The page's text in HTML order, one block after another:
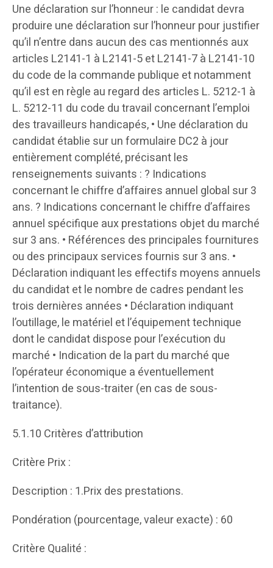
Une déclaration sur l’honneur : le candidat devra
produire une déclaration sur l’honneur pour justifier
qu’il n’entre dans aucun des cas mentionnés aux
articles L2141-1 à L2141-5 et L2141-7 à L2141-10
du code de la commande publique et notamment
qu’il est en règle au regard des articles L. 5212-1 à
L. 5212-11 du code du travail concernant l’emploi
des travailleurs handicapés, • Une déclaration du
candidat établie sur un formulaire DC2 à jour
entièrement complété, précisant les
renseignements suivants : ? Indications
concernant le chiffre d’affaires annuel global sur 3
ans. ? Indications concernant le chiffre d’affaires
annuel spécifique aux prestations objet du marché
sur 3 ans. • Références des principales fournitures
ou des principaux services fournis sur 3 ans. •
Déclaration indiquant les effectifs moyens annuels
du candidat et le nombre de cadres pendant les
trois dernières années • Déclaration indiquant
l’outillage, le matériel et l’équipement technique
dont le candidat dispose pour l’exécution du
marché • Indication de la part du marché que
l’opérateur économique a éventuellement
l’intention de sous-traiter (en cas de sous-
traitance).
5.1.10 Critères d’attribution
Critère Prix :
Description : 1.Prix des prestations.
Pondération (pourcentage, valeur exacte) : 60
Critère Qualité :